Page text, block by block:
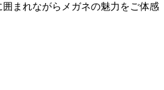
まれながらメガネの魅力をご体感